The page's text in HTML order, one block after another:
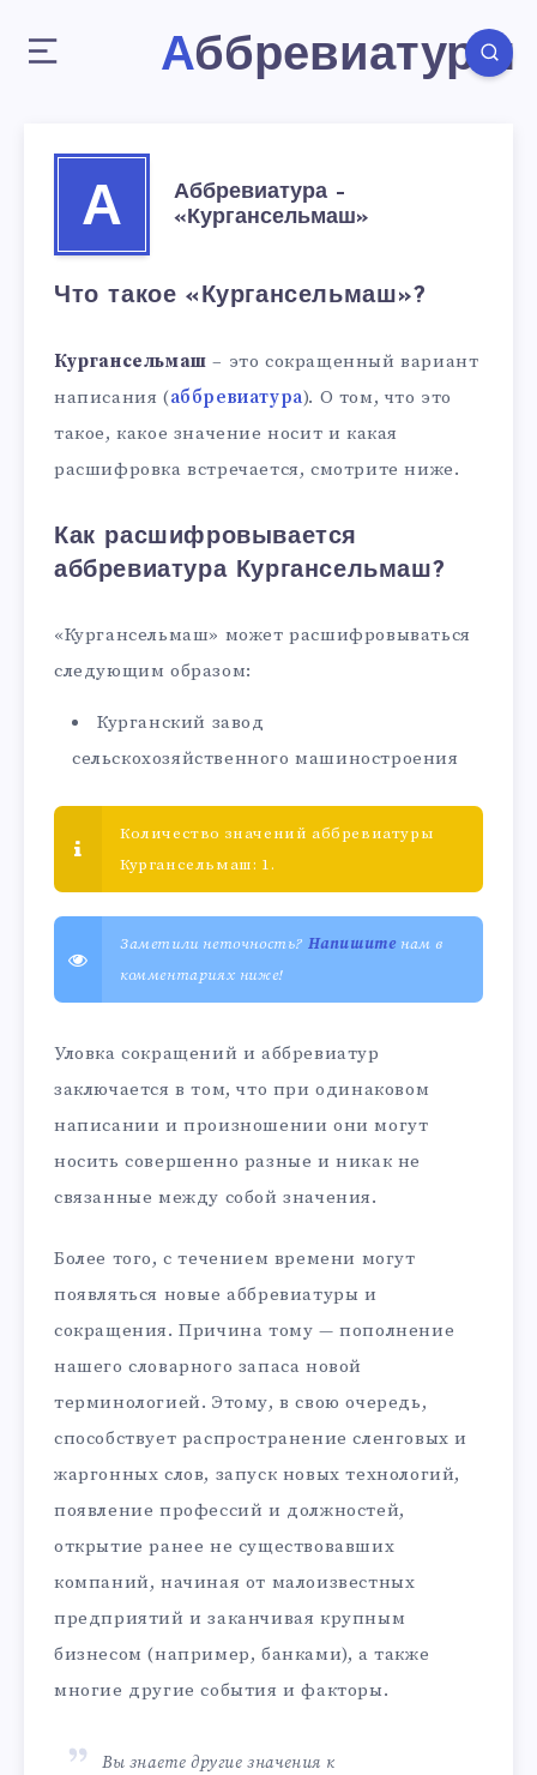
Аббревиатуры
А
Аббревиатура –
«Кургансельмаш»
Что такое «Кургансельмаш»?
Кургансельмаш – это сокращенный вариант
написания (аббревиатура). О том, что это
такое, какое значение носит и какая
расшифровка встречается, смотрите ниже.
Как расшифровывается
аббревиатура Кургансельмаш?
«Кургансельмаш» может расшифровываться
следующим образом:
Курганский завод
сельскохозяйственного машиностроения
Количество значений аббревиатуры
Кургансельмаш: 1.
Заметили неточность? Напишитенам в
комментариях ниже!
Уловка сокращений и аббревиатур
заключается в том, что при одинаковом
написании и произношении они могут
носить совершенно разные и никак не
связанные между собой значения.
Более того, с течением времени могут
появляться новые аббревиатуры и
сокращения. Причина тому — пополнение
нашего словарного запаса новой
терминологией. Этому, в свою очередь,
способствует распространение сленговых и
жаргонных слов, запуск новых технологий,
появление профессий и должностей,
открытие ранее не существовавших
компаний, начиная от малоизвестных
предприятий и заканчивая крупным
бизнесом (например, банками), а также
многие другие события и факторы.
Вы знаете другие значения к